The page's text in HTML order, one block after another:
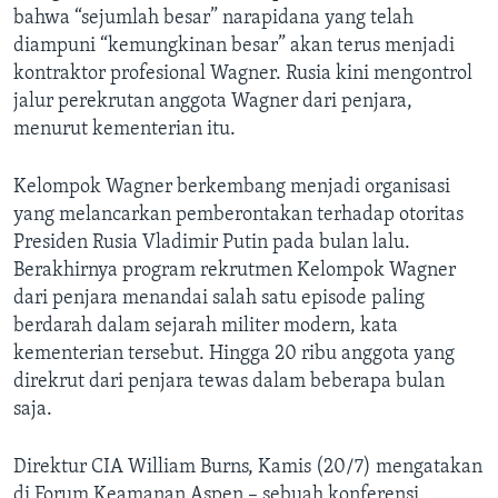
bahwa “sejumlah besar” narapidana yang telah
diampuni “kemungkinan besar” akan terus menjadi
kontraktor profesional Wagner. Rusia kini mengontrol
jalur perekrutan anggota Wagner dari penjara,
menurut kementerian itu.
Kelompok Wagner berkembang menjadi organisasi
yang melancarkan pemberontakan terhadap otoritas
Presiden Rusia Vladimir Putin pada bulan lalu.
Berakhirnya program rekrutmen Kelompok Wagner
dari penjara menandai salah satu episode paling
berdarah dalam sejarah militer modern, kata
kementerian tersebut. Hingga 20 ribu anggota yang
direkrut dari penjara tewas dalam beberapa bulan
saja.
Direktur CIA William Burns, Kamis (20/7) mengatakan